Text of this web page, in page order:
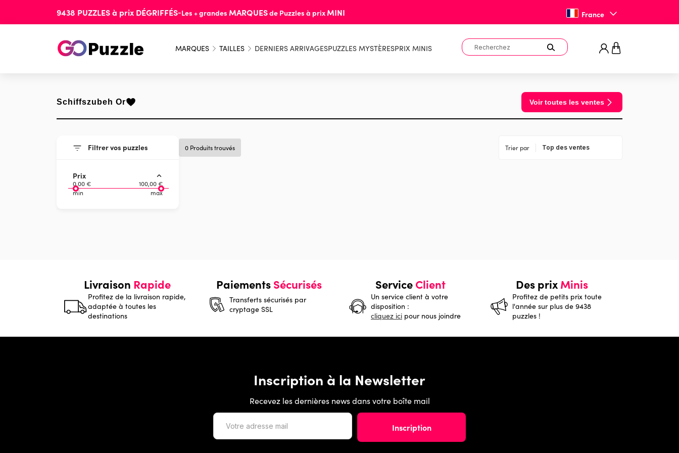
9438 PUZZLESà prix DÉGRIFFÉS-Les + grandes MARQUESde Puzzles à prix MINI France
MARQUES TAILLES DERNIERS ARRIVAGESPUZZLES MYSTÈRESPRIX MINIS
Schiffszubeh Or Voir toutes les ventes
0 Produits trouvés Trier par
Filtrer vos puzzles
Prix
0,00 €
100,00 €
min
max
Livraison Rapide
Profitez de la livraison rapide,
adaptée à toutes les
destinations
PaiementsSécurisés
Transferts sécurisés par
cryptage SSL
ServiceClient
Un service client à votre
disposition :
cliquez ici pour nous joindre
Des prixMinis
Profitez de petits prix toute
l'année sur plus de 9438
puzzles !
Inscription à la Newsletter
Recevez les dernières news dans votre boîte mail